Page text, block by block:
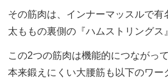
その筋肉は、インナーマッスルで有
太ももの裏側の『ハムストリングス
この2つの筋肉は機能的につながって
本来鍛えにくい大腰筋も以下のワー